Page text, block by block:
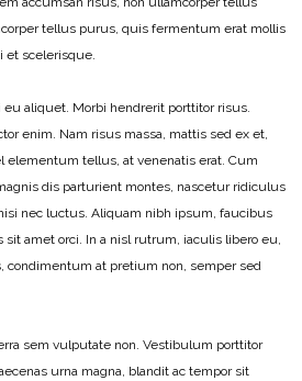
tellus purus, quis fermentum erat mollis
et scelerisque.
aliquet. Morbi hendrerit porttitor risus.
enim. Nam risus massa, mattis sed ex et,
elementum tellus, at venenatis erat. Cum
dis parturient montes, nascetur ridiculus
nec luctus. Aliquam nibh ipsum, faucibus
amet orci. In a nisl rutrum, iaculis libero eu,
condimentum at pretium non, semper sed
sem vulputate non. Vestibulum porttitor
urna magna, blandit ac tempor sit